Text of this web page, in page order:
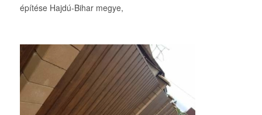
építése Hajdú-Bihar megye,